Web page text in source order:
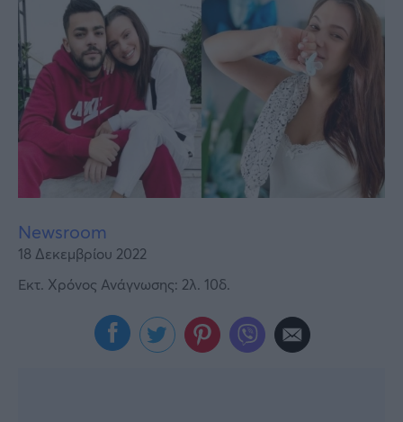
Υγεία
Γυναίκα
Καιρός
Newsroom
18 Δεκεμβρίου 2022
Εκτ. Χρόνος Ανάγνωσης: 2λ. 10δ.